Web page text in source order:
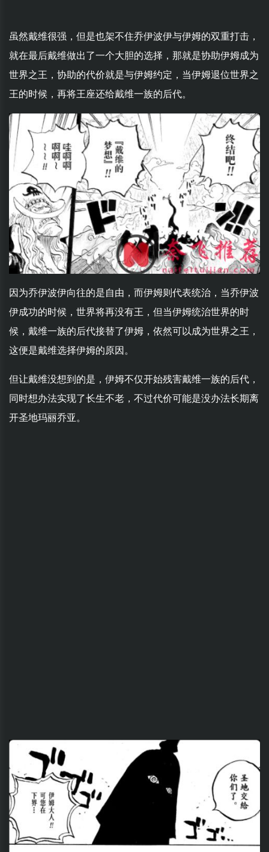
虽然戴维很强，但是也架不住乔伊波伊与伊姆的双重打击，
就在最后戴维做出了一个大胆的选择，那就是协助伊姆成为
世界之王，协助的代价就是与伊姆约定，当伊姆退位世界之
王的时候，再将王座还给戴维一族的后代。
因为乔伊波伊向往的是自由，而伊姆则代表统治，当乔伊波
伊成功的时候，世界将再没有王，但当伊姆统治世界的时
候，戴维一族的后代接替了伊姆，依然可以成为世界之王，
这便是戴维选择伊姆的原因。
但让戴维没想到的是，伊姆不仅开始残害戴维一族的后代，
同时想办法实现了长生不老，不过代价可能是没办法长期离
开圣地玛丽乔亚。